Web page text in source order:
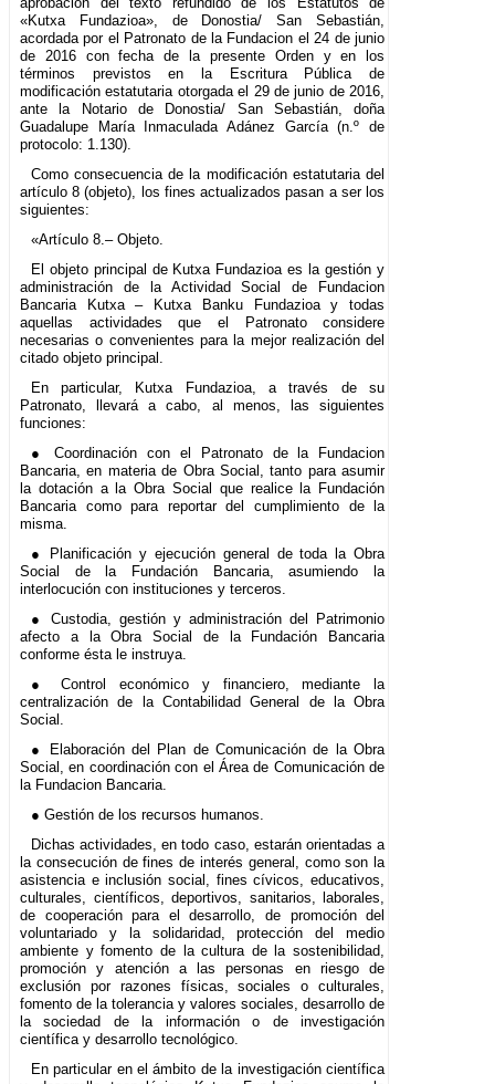
«Kutxa Fundazioa», de Donostia/ San Sebastián,
acordada por el Patronato de la Fundacion el 24 de junio
de 2016 con fecha de la presente Orden y en los
términos previstos en la Escritura Pública de
modificación estatutaria otorgada el 29 de junio de 2016,
ante la Notario de Donostia/ San Sebastián, doña
Guadalupe María Inmaculada Adánez García (n.º de
protocolo: 1.130).
Como consecuencia de la modificación estatutaria del
artículo 8 (objeto), los fines actualizados pasan a ser los
siguientes:
«Artículo 8.– Objeto.
El objeto principal de Kutxa Fundazioa es la gestión y
administración de la Actividad Social de Fundacion
Bancaria Kutxa – Kutxa Banku Fundazioa y todas
aquellas actividades que el Patronato considere
necesarias o convenientes para la mejor realización del
citado objeto principal.
En particular, Kutxa Fundazioa, a través de su
Patronato, llevará a cabo, al menos, las siguientes
funciones:
● Coordinación con el Patronato de la Fundacion
Bancaria, en materia de Obra Social, tanto para asumir
la dotación a la Obra Social que realice la Fundación
Bancaria como para reportar del cumplimiento de la
misma.
● Planificación y ejecución general de toda la Obra
Social de la Fundación Bancaria, asumiendo la
interlocución con instituciones y terceros.
● Custodia, gestión y administración del Patrimonio
afecto a la Obra Social de la Fundación Bancaria
conforme ésta le instruya.
● Control económico y financiero, mediante la
centralización de la Contabilidad General de la Obra
Social.
● Elaboración del Plan de Comunicación de la Obra
Social, en coordinación con el Área de Comunicación de
la Fundacion Bancaria.
● Gestión de los recursos humanos.
Dichas actividades, en todo caso, estarán orientadas a
la consecución de fines de interés general, como son la
asistencia e inclusión social, fines cívicos, educativos,
culturales, científicos, deportivos, sanitarios, laborales,
de cooperación para el desarrollo, de promoción del
voluntariado y la solidaridad, protección del medio
ambiente y fomento de la cultura de la sostenibilidad,
promoción y atención a las personas en riesgo de
exclusión por razones físicas, sociales o culturales,
fomento de la tolerancia y valores sociales, desarrollo de
la sociedad de la información o de investigación
científica y desarrollo tecnológico.
En particular en el ámbito de la investigación científica